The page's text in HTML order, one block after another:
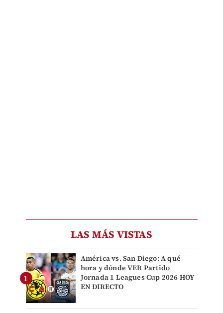
LAS MÁS VISTAS
América vs. San Diego: A qué
hora y dónde VER Partido
Jornada 1 Leagues Cup 2026 HOY
EN DIRECTO